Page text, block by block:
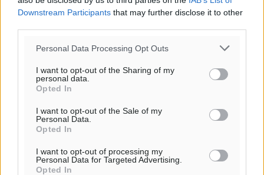
Downstream Participants that may further disclose it to other
Personal Data Processing Opt Outs
I want to opt-out of the Sharing of my
personal data.
Opted In
I want to opt-out of the Sale of my
Personal Data.
Opted In
I want to opt-out of processing my
Personal Data for Targeted Advertising.
Opted In
την Μαρία Κορακάκη στο συνδυασμό
“Με Δύναμη Για τη Ρόδο”
Ο υποψήφιος δήμαρχος Ρόδου Αντώνης Καμπουράκης
δήλωσε: «Με ιδιαίτερη χαρά ανακοινώνω σήμερα την
“Με Δύναμη Για τη Ρόδο”. Η Μαρία ...